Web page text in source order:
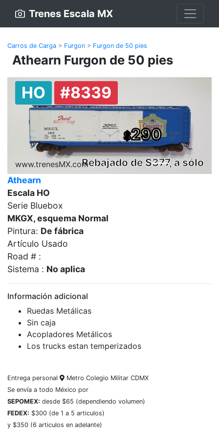
Trenes Escala MX
Carros de Carga > Furgon > Furgon de 50 pies
Athearn Furgon de 50 pies
HO #8339
$290
Rebajado de $377, a sólo
www.trenesMX.com
Athearn
Escala HO
Serie Bluebox
MKGX, esquema Normal
Pintura: De fábrica
Artículo Usado
Road # :
Sistema : No aplica
Información adicional
Ruedas Metálicas
Sin caja
Acopladores Metálicos
Los trucks estan temperizados
Entrega personal
Metro Colegio Militar CDMX
Se envía a todo México por
SEPOMEX: desde $65 (dependiendo volumen)
FEDEX: $300 (de 1 a 5 articulos)
y $350 (6 articulos en adelante)